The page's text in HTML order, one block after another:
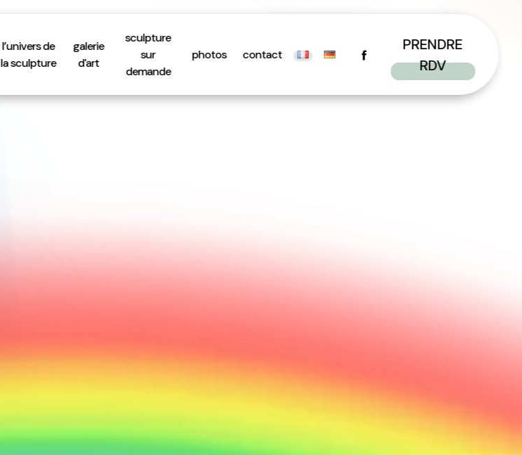
l’univers de
la sculpture
galerie
d'art
sculpture
sur
demande
photos contact
PRENDRE
RDV